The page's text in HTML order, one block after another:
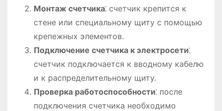
Монтаж счетчика⁚ счетчик крепится к
стене или специальному щиту с помощью
крепежных элементов.
Подключение счетчика к электросети⁚
счетчик подключается к вводному кабелю
и к распределительному щиту.
Проверка работоспособности⁚ после
подключения счетчика необходимо